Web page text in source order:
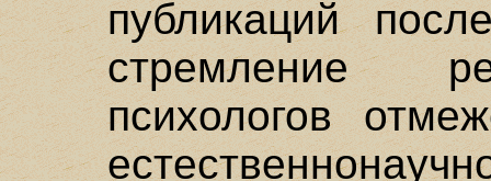
публикаций
стремление
психологов